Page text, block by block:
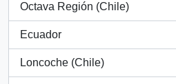
Octava Región (Chile)
, 1 resultados
Ecuador
, 1 resultados
Loncoche (Chile)
, 1 resultados